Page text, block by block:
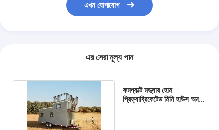
এখন যোগাযোগ
এর সেরা মূল্য পান
কমপ্যাক্ট মডুলার হোম
প্রিফ্যাব্রিকেটেড মিনি হাউস অন